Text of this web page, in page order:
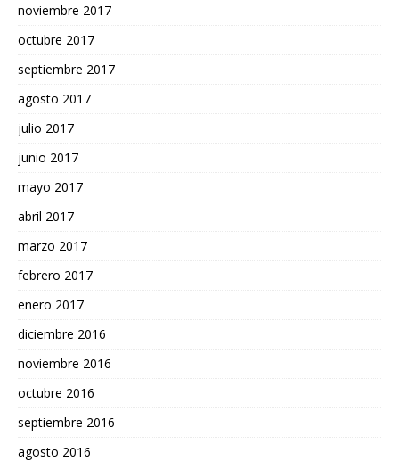
noviembre 2017
octubre 2017
septiembre 2017
agosto 2017
julio 2017
junio 2017
mayo 2017
abril 2017
marzo 2017
febrero 2017
enero 2017
diciembre 2016
noviembre 2016
octubre 2016
septiembre 2016
agosto 2016